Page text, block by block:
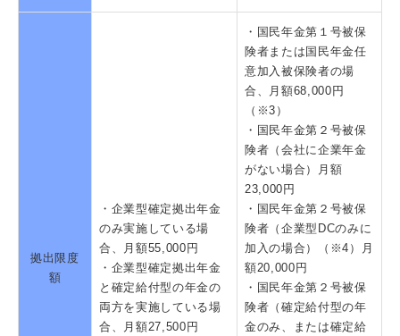
拠出限度
額
・企業型確定拠出年金
のみ実施している場
合、月額55,000円
・企業型確定拠出年金
と確定給付型の年金の
両方を実施している場
合、月額27,500円
・国民年金第１号被保
険者または国民年金任
意加入被保険者の場
合、月額68,000円
（※3）
・国民年金第２号被保
険者（会社に企業年金
がない場合）月額
23,000円
・国民年金第２号被保
険者（企業型DCのみに
加入の場合）（※4）月
額20,000円
・国民年金第２号被保
険者（確定給付型の年
金のみ、または確定給